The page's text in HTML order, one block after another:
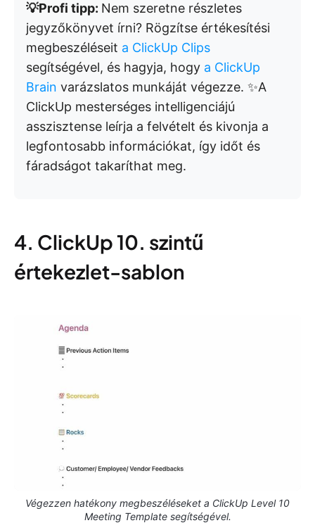
💡Profi tipp: Nem szeretne részletes
jegyzőkönyvet írni? Rögzítse értékesítési
megbeszéléseit a ClickUp Clips
segítségével, és hagyja, hogy a ClickUp
Brain varázslatos munkáját végezze. ✨A
ClickUp mesterséges intelligenciájú
asszisztense leírja a felvételt és kivonja a
legfontosabb információkat, így időt és
fáradságot takaríthat meg.
4. ClickUp 10. szintű
értekezlet-sablon
Végezzen hatékony megbeszéléseket a ClickUp Level 10
Meeting Template segítségével.